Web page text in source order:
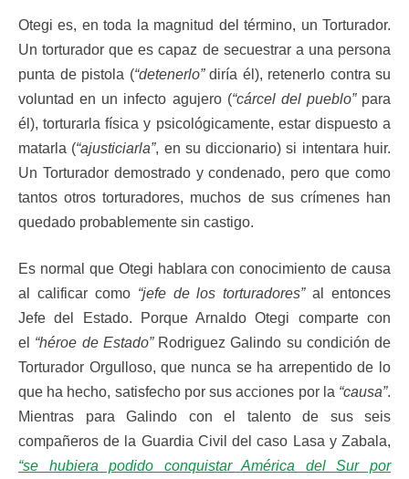
Otegi es, en toda la magnitud del término, un Torturador.
Un torturador que es capaz de secuestrar a una persona
punta de pistola (“detenerlo”diría él), retenerlo contra su
voluntad en un infecto agujero (“cárcel del pueblo”para
él), torturarla física y psicológicamente, estar dispuesto a
matarla (“ajusticiarla”, en su diccionario) si intentara huir.
Un Torturador demostrado y condenado, pero que como
tantos otros torturadores, muchos de sus crímenes han
quedado probablemente sin castigo.
Es normal que Otegi hablara con conocimiento de causa
al calificar como “jefe de los torturadores”al entonces
Jefe del Estado. Porque Arnaldo Otegi comparte con
el “héroe de Estado”Rodriguez Galindo su condición de
Torturador Orgulloso, que nunca se ha arrepentido de lo
que ha hecho, satisfecho por sus acciones por la “causa”.
Mientras para Galindo con el talento de sus seis
compañeros de la Guardia Civil del caso Lasa y Zabala,
“se hubiera podido conquistar América del Sur por